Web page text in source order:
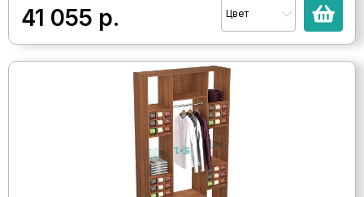
41 055 р. Цвет